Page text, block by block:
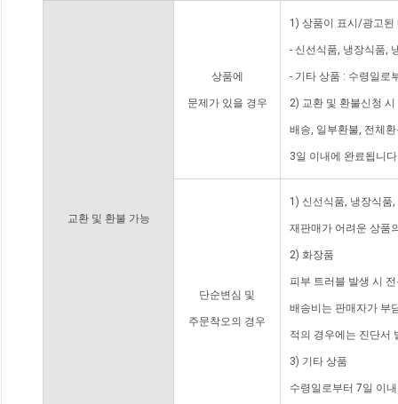
교환 및 환불 가능
상품에
문제가 있을 경우
1) 상품이 표시/광고된
- 신선식품, 냉장식품,
- 기타 상품 : 수령일로
2) 교환 및 환불신청
배송, 일부환불, 전체
3일 이내에 완료됩니
단순변심 및
주문착오의 경우
1) 신선식품, 냉장식품
재판매가 어려운 상품
2) 화장품
피부 트러블 발생 시
배송비는 판매자가 부
적의 경우에는 진단서
3) 기타 상품
수령일로부터 7일 이